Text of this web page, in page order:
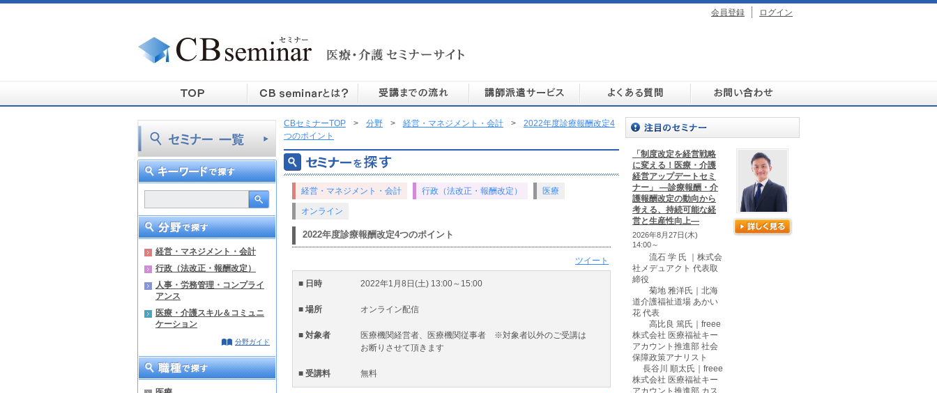
会員登録 ログイン
経営・マネジメント・会計
行政（法改正・報酬改定）
人事・労務管理・コンプライ
アンス
医療・介護スキル＆コミュニ
ケーション
分野ガイド
CBセミナーTOP > 分野 > 経営・マネジメント・会計 >
2022年度診療報酬改定4
つのポイント
経営・マネジメント・会計 行政（法改正・報酬改定） 医療
オンライン
2022年度診療報酬改定4つのポイント
ツイート
■ 日時 2022年1月8日(土) 13:00～15:00
■ 場所 オンライン配信
■ 対象者
医療機関経営者、医療機関従事者 ※対象者以外のご受講は
お断りさせて頂きます
■ 受講料 無料
「制度改定を経営戦略
に変える！医療・介護
経営アップデートセミ
ナー」 ―診療報酬・介
護報酬改定の動向から
考える、持続可能な経
営と生産性向上―
2026年8月27日(木)
14:00～
流石 学 氏 ｜株式会
社メデュアクト 代表取
締役
菊地 雅洋氏｜北海
道介護福祉道場 あかい
花 代表
高比良 篤氏｜freee
株式会社 医療福祉キー
アカウント推進部 社会
保障政策アナリスト
長谷川 順太氏｜freee
株式会社 医療福祉キー
アカウント推進部 カス